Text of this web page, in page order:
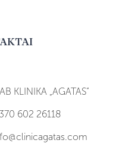
KLINIKA „AGATAS“
602 26118